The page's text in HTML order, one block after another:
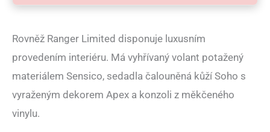
Rovněž Ranger Limited disponuje luxusním
provedením interiéru. Má vyhřívaný volant potažený
materiálem Sensico, sedadla čalouněná kůží Soho s
vyraženým dekorem Apex a konzoli z měkčeného
vinylu.